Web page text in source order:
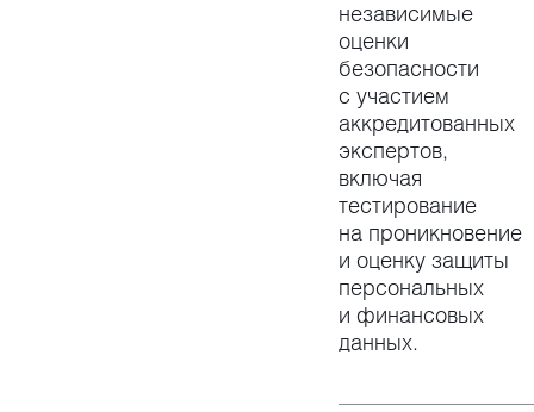
независимые
оценки
безопасности
с участием
аккредитованных
экспертов,
включая
тестирование
на проникновение
и оценку защиты
персональных
и финансовых
данных.